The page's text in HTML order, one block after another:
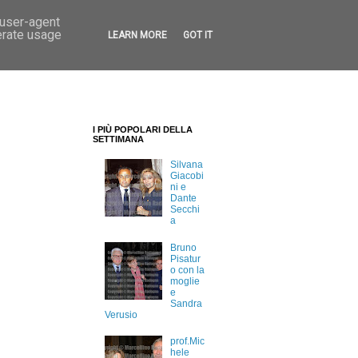
I PIÙ POPOLARI DELLA
SETTIMANA
Silvana
Giacobi
ni e
Dante
Secchi
a
Bruno
Pisatur
o con la
moglie
e
Sandra
Verusio
prof.Mic
hele
agent
usage
LEARN MORE GOT IT